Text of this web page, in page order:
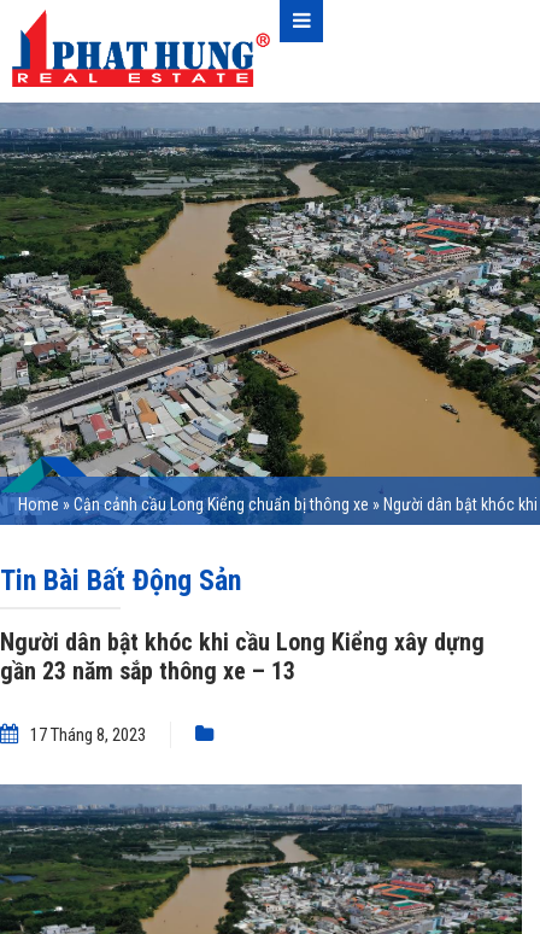
Home»Cận cảnh cầu Long Kiểng chuẩn bị thông xe » Người dân bật khóc khi
Tin Bài Bất Động Sản
Người dân bật khóc khi cầu Long Kiểng xây dựng
gần 23 năm sắp thông xe – 13
17 Tháng 8, 2023